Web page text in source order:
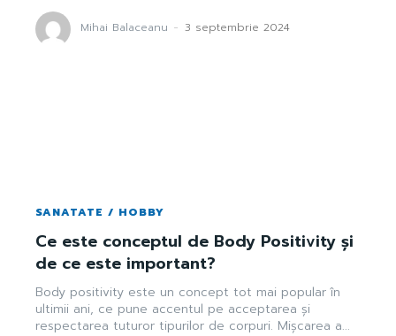
Mihai Balaceanu - 3 septembrie 2024
SANATATE / HOBBY
Ce este conceptul de Body Positivity și
de ce este important?
Body positivity este un concept tot mai popular în
ultimii ani, ce pune accentul pe acceptarea și
respectarea tuturor tipurilor de corpuri. Mișcarea a...